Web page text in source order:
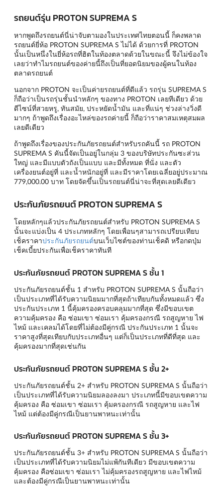
รถยนต์รุ่น PROTON SUPREMA S
หากพูดถึงรถยนต์นี่น่าจับตามองในประเทศไทยตอนนี้ ก็คงพลาด
รถยนต์ยี่ห้อ PROTON SUPREMA S ไม่ได้ ด้วยการที่ PROTON
นั้นเป็นหนึ่งในยี่ห้อรถที่ฮิตในท้องตลาดด้วยในขณะนี้ จึงไม่ข้องใจ
เลยว่าทำไมรถยนต์ของค่ายนี้ถึงเป็นที่ยอดนิยมของผู้คนในท้อง
ตลาดรถยนต์
นอกจาก PROTON จะเป็นค่ายรถยนต์ที่ดีแล้ว รถรุ่น SUPREMA S
ก็ถือว่าเป็นรถรุ่นชั้นนำหลักๆ ของทาง PROTON เลยทีเดียว ด้วย
ดีไซน์ที่สวยหรู, ทันสมัย, ประหยัดน้ำมัน และที่แน่ๆ ช่วงล่างวิ่งดี
มากๆ ถ้าพูดถึงเรื่องอะไหล่ของรถค่ายนี้ ก็ถือว่าราคาสมเหตุสมผล
เลยดีเดียว
ถ้าพูดถึงเรื่องของประกันภัยรถยนต์สำหรับรถคันนี้ รถ PROTON
SUPREMA S คันนี้จัดเป็นอยู่ในกลุ่ม 3 ของบริษัทประกันซะส่วน
ใหญ่ และมีแบบตัวถังเป็นแบบ และมีทั้งหมด ที่นั่ง และตัว
เครื่องยนต์อยู่ที่ และน้ำหนักอยู่ที่ และมีราคาโดยเฉลี่ยอยู่ประมาณ
779,000.00 บาท โดยจัดขึ้นเป็นรถยนต์นี่น่าจะที่สุดเลยดีเดียว
ประกันภัยรถยนต์ PROTON SUPREMA S
โดยหลักๆแล้วประกันภัยรถยนต์สำหรับ PROTON SUPREMA S
นั้นจะแบ่งเป็น 4 ประเภทหลักๆ โดยเพื่อนๆสามารถเปรียบเทียบ
เช็คราคาประกันภัยรถยนต์บนเว็บไซต์ของท่านเช็คดิ หรือกดปุ่ม
เช็คเบี้ยประกันเพื่อเช็คราคาทันที
ประกันภัยรถยนต์ PROTON SUPREMA S ชั้น 1
ประกันภัยรถยนต์ชั้น 1 สำหรับ PROTON SUPREMA S นั้นถือว่า
เป็นประเภทที่ได้รับความนิยมมากที่สุดถ้าเทียบกันทั้งหมดแล้ว ซึ่ง
ประกันประเภท 1 นี้คุ้มครองครอบคลุมมากที่สุด ซึ่งมีขอบเขต
ความคุ้มครอง คือ ซ่อมเขา ซ่อมเรา คุ้มครองกรณี รถสูญหาย ไฟ
ไหม้ และเคลมได้โดยที่ไม่ต้องมีคู่กรณี ประกันประเภท 1 นั้นจะ
ราคาสูงที่สุดเทียบกับประเภทอื่นๆ แต่ก็เป็นประเภทที่ดีที่สุด และ
คุ้มครองมากที่สุดเช่นกัน
ประกันภัยรถยนต์ PROTON SUPREMA S ชั้น 2+
ประกันภัยรถยนต์ชั้น 2+ สำหรับ PROTON SUPREMA S นั้นถือว่า
เป็นประเภทที่ได้รับความนิยมลองลงมา ประเภทนี้มีขอบเขตความ
คุ้มครอง คือ ซ่อมเขา ซ่อมเรา คุ้มครองกรณี รถสูญหาย และไฟ
ไหม้ แต่ต้องมีคู่กรณีเป็นยานพาหนะเท่านั้น
ประกันภัยรถยนต์ PROTON SUPREMA S ชั้น 3+
ประกันภัยรถยนต์ชั้น 3+ สำหรับ PROTON SUPREMA S นั้นถือว่า
เป็นประเภทที่ได้รับความนิยมไม่แพ้กันทีเดียว มีขอบเขตความ
คุ้มครอง คือซ่อมเขา ซ่อมเรา ไม่คุ้มครองรถสูญหาย และไฟไหม้
และต้องมีคู่กรณีเป็นยานพาหนะเท่านั้น